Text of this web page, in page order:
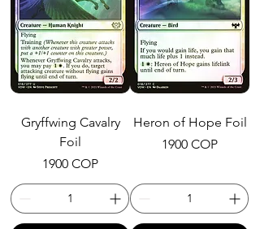
Gryffwing Cavalry
Foil
Precio
1900 COP
Heron of Hope Foil
Precio
1900 COP